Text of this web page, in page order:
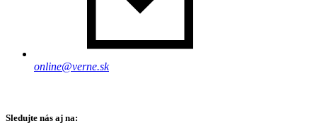
online@verne.sk
Sledujte nás aj na: